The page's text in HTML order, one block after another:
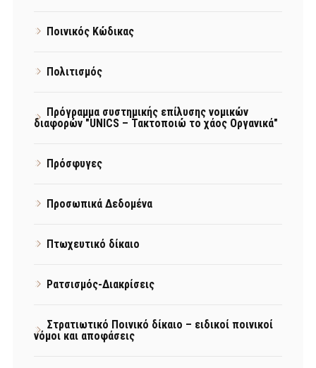
Ποινικός Κώδικας
Πολιτισμός
Πρόγραμμα συστημικής επίλυσης νομικών
διαφορών "UNICS – Τακτοποιώ το χάος Οργανικά"
Πρόσφυγες
Προσωπικά Δεδομένα
Πτωχευτικό δίκαιο
Ρατσισμός-Διακρίσεις
Στρατιωτικό Ποινικό δίκαιο – ειδικοί ποινικοί
νόμοι και αποφάσεις